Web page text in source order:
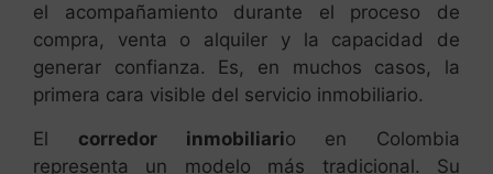
el acompañamiento durante el proceso de
compra, venta o alquiler y la capacidad de
generar confianza. Es, en muchos casos, la
primera cara visible del servicio inmobiliario.
El corredor inmobiliario en Colombia
representa un modelo más tradicional. Su